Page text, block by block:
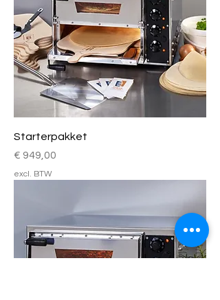
Starterpakket
Prijs
€ 949,00
excl. BTW